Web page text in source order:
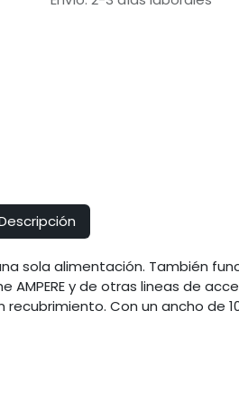
sola alimentación. También
y de otras lineas de
recubrimiento. Con un ancho de